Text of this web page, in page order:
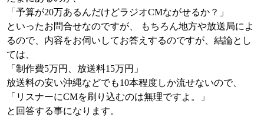
「予算が20万あるんだけどラジオCMながせるか？」
といったお問合せなのですが、 もちろん地方や放送局によ
るので、内容をお伺いしてお答えするのですが、結論とし
ては、
「制作費5万円、放送料15万円」
放送料の安い沖縄などでも10本程度しか流せないので、
「リスナーにCMを刷り込むのは無理ですよ。」
と回答する事になります。